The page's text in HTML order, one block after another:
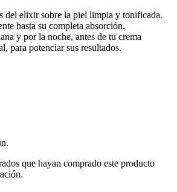
del elixir sobre la piel limpia y tonificada.
hasta su completa absorción.
y por la noche, antes de tu crema
para potenciar sus resultados.
que hayan comprado este producto